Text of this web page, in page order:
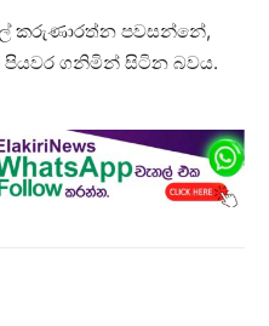
කරුණාරත්න පවසන්නේ,
පියවර ගනිමින් සිටින බවය.